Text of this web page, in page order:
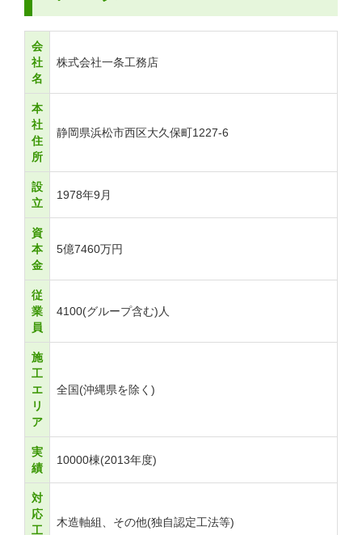
会
社
名
株式会社一条工務店
本
社
住
所
静岡県浜松市西区大久保町1227-6
設
立
1978年9月
資
本
金
5億7460万円
従
業
員
4100(グループ含む)人
施
工
エ
リ
ア
全国(沖縄県を除く)
実
績
10000棟(2013年度)
対
応
工
木造軸組、その他(独自認定工法等)